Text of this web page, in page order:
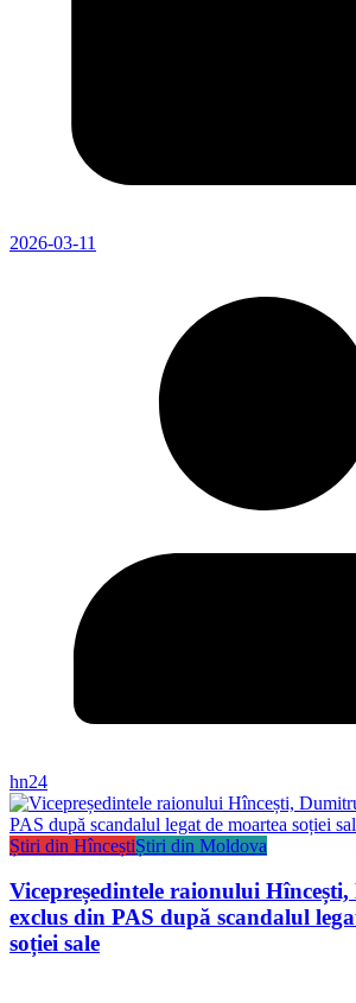
2026-03-11
hn24
Știri din HînceștiȘtiri din Moldova
Vicepreședintele raionului
exclus din PAS după scandalul
soției sale